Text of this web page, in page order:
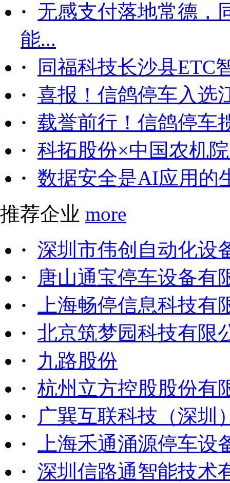
· 无感支付落地常德，
能...
·
同福科技长沙县ETC
· 喜报！信鸽停车入选
· 载誉前行！信鸽停车
· 科拓股份×中国农机
· 数据安全是AI应用的
推荐企业 more
· 深圳市伟创自动化设
·
唐山通宝停车设备有
·
上海畅停信息科技有
· 北京筑梦园科技有限
·
九路股份
· 杭州立方控股股份有
·
广巽互联科技（深圳
·
上海禾通涌源停车设
· 深圳信路通智能技术